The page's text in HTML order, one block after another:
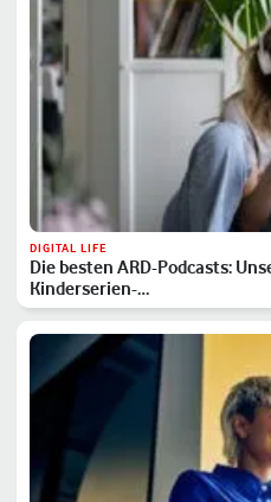
DIGITAL LIFE
Die besten ARD-Podcasts:
Kinderserien-…